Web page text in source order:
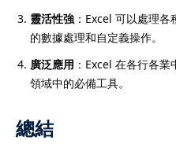
靈活性強 ：Excel 可以處理
的數據處理和自定義操作。
廣泛應用 ：Excel 在各行各
領域中的必備工具。
總結